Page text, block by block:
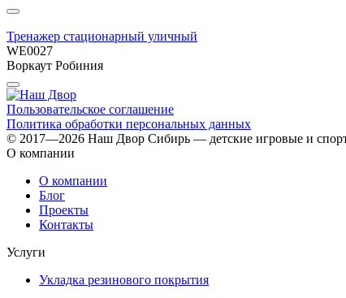
Тренажер стационарный уличный
WE0027
Воркаут Робиния
Пользовательское соглашение
Политика обработки персональных данных
© 2017—2026 Наш Двор Сибирь — детские игровые и
О компании
О компании
Блог
Проекты
Контакты
Услуги
Укладка резинового покрытия